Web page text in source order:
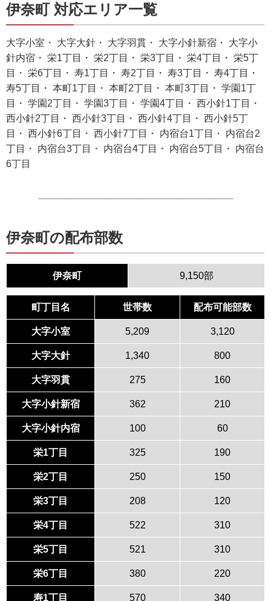
伊奈町 対応エリア一覧
大字小室・ 大字大針・ 大字羽貫・ 大字小針新宿・ 大字小
針内宿・ 栄1丁目・ 栄2丁目・ 栄3丁目・ 栄4丁目・ 栄5丁
目・ 栄6丁目・ 寿1丁目・ 寿2丁目・ 寿3丁目・ 寿4丁目・
寿5丁目・ 本町1丁目・ 本町2丁目・ 本町3丁目・ 学園1丁
目・ 学園2丁目・ 学園3丁目・ 学園4丁目・ 西小針1丁目・
西小針2丁目・ 西小針3丁目・ 西小針4丁目・ 西小針5丁
目・ 西小針6丁目・ 西小針7丁目・ 内宿台1丁目・ 内宿台2
丁目・ 内宿台3丁目・ 内宿台4丁目・ 内宿台5丁目・ 内宿台
6丁目
伊奈町の配布部数
伊奈町 9,150部
町丁目名 世帯数 配布可能部数
大字小室 5,209 3,120
大字大針 1,340 800
大字羽貫 275 160
大字小針新宿 362 210
大字小針内宿 100 60
栄1丁目 325 190
栄2丁目 250 150
栄3丁目 208 120
栄4丁目 522 310
栄5丁目 521 310
栄6丁目 380 220
寿1丁目 570 340